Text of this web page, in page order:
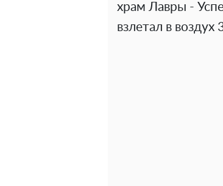
храм Лавры -
взлетал в воздух